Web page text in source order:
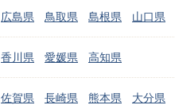
広島県 鳥取県 島根県 山口県
香川県 愛媛県 高知県
佐賀県 長崎県 熊本県 大分県